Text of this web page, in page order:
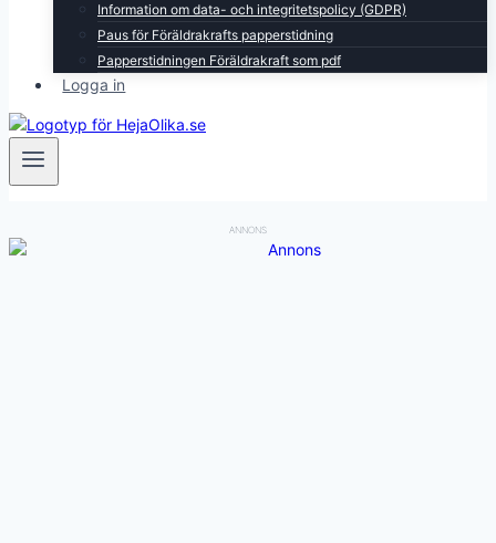
Information om data- och integritetspolicy (GDPR)
Paus för Föräldrakrafts papperstidning
Papperstidningen Föräldrakraft som pdf
Logga in
ANNONS